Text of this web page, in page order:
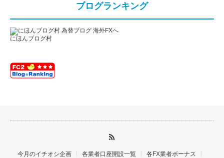
ブログランキング
にほんブログ村
今月のイチオシ企画 各業者口座開設一覧
各FX業者ボーナス